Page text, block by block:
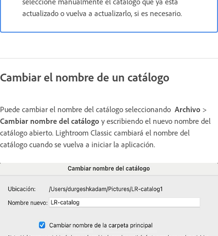
actualizado o vuelva a actualizarlo, si es necesario.
Cambiar el nombre de un catálogo
Puede cambiar el nombre del catálogo seleccionando Archivo >
Cambiar nombre del catálogo y escribiendo el nuevo nombre del
catálogo abierto. Lightroom Classic cambiará el nombre del
catálogo cuando se vuelva a iniciar la aplicación.